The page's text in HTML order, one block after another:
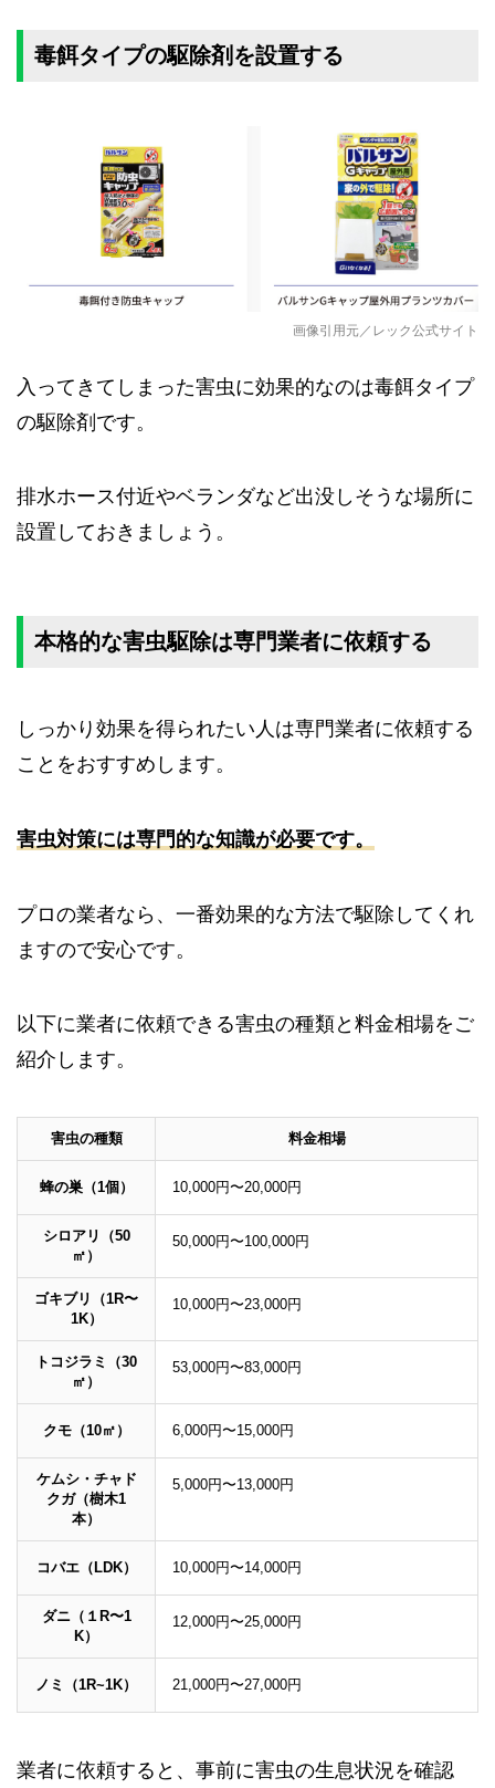
毒餌タイプの駆除剤を設置する
画像引用元／レック公式サイト
入ってきてしまった害虫に効果的なのは毒餌タイプ
の駆除剤です。
排水ホース付近やベランダなど出没しそうな場所に
設置しておきましょう。
本格的な害虫駆除は専門業者に依頼する
しっかり効果を得られたい人は専門業者に依頼する
ことをおすすめします。
害虫対策には専門的な知識が必要です。
プロの業者なら、一番効果的な方法で駆除してくれ
ますので安心です。
以下に業者に依頼できる害虫の種類と料金相場をご
紹介します。
害虫の種類 料金相場
蜂の巣（1個） 10,000円〜20,000円
シロアリ（50
㎡）
50,000円〜100,000円
ゴキブリ（1R〜
1K）
10,000円〜23,000円
トコジラミ（30
㎡）
53,000円〜83,000円
クモ（10㎡） 6,000円〜15,000円
ケムシ・チャド
クガ（樹木1
本）
5,000円〜13,000円
コバエ（LDK） 10,000円〜14,000円
ダニ（１R〜1
K）
12,000円〜25,000円
ノミ（1R~1K） 21,000円〜27,000円
業者に依頼すると、事前に害虫の生息状況を確認